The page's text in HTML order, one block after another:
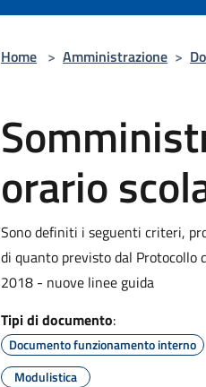
Home > Amministrazione >
orario
Sono definiti i seguenti criteri,
di quanto previsto dal Protocollo
2018 - nuove linee guida
Tipi di documento:
Documento funzionamento interno
Modulistica